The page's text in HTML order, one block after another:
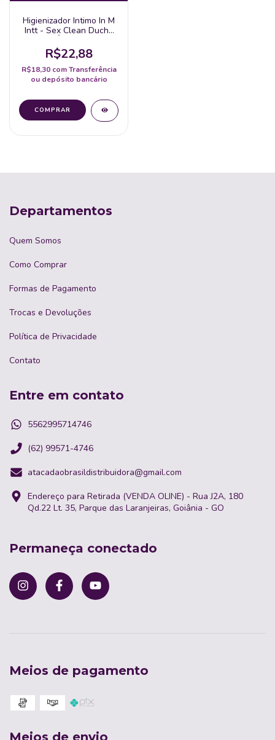
Higienizador Intimo In M
Intt - Sex Clean Ducha
R$22,88
R$18,30 com Transferência
ou depósito bancário
Departamentos
Quem Somos
Como Comprar
Formas de Pagamento
Trocas e Devoluções
Política de Privacidade
Contato
Entre em contato
5562995714746
(62) 99571-4746
atacadaobrasildistribuidora@gmail.com
Endereço para Retirada (VENDA OLINE) - Rua J2A, 180
Qd.22 Lt. 35, Parque das Laranjeiras, Goiânia - GO
Permaneça conectado
Meios de pagamento